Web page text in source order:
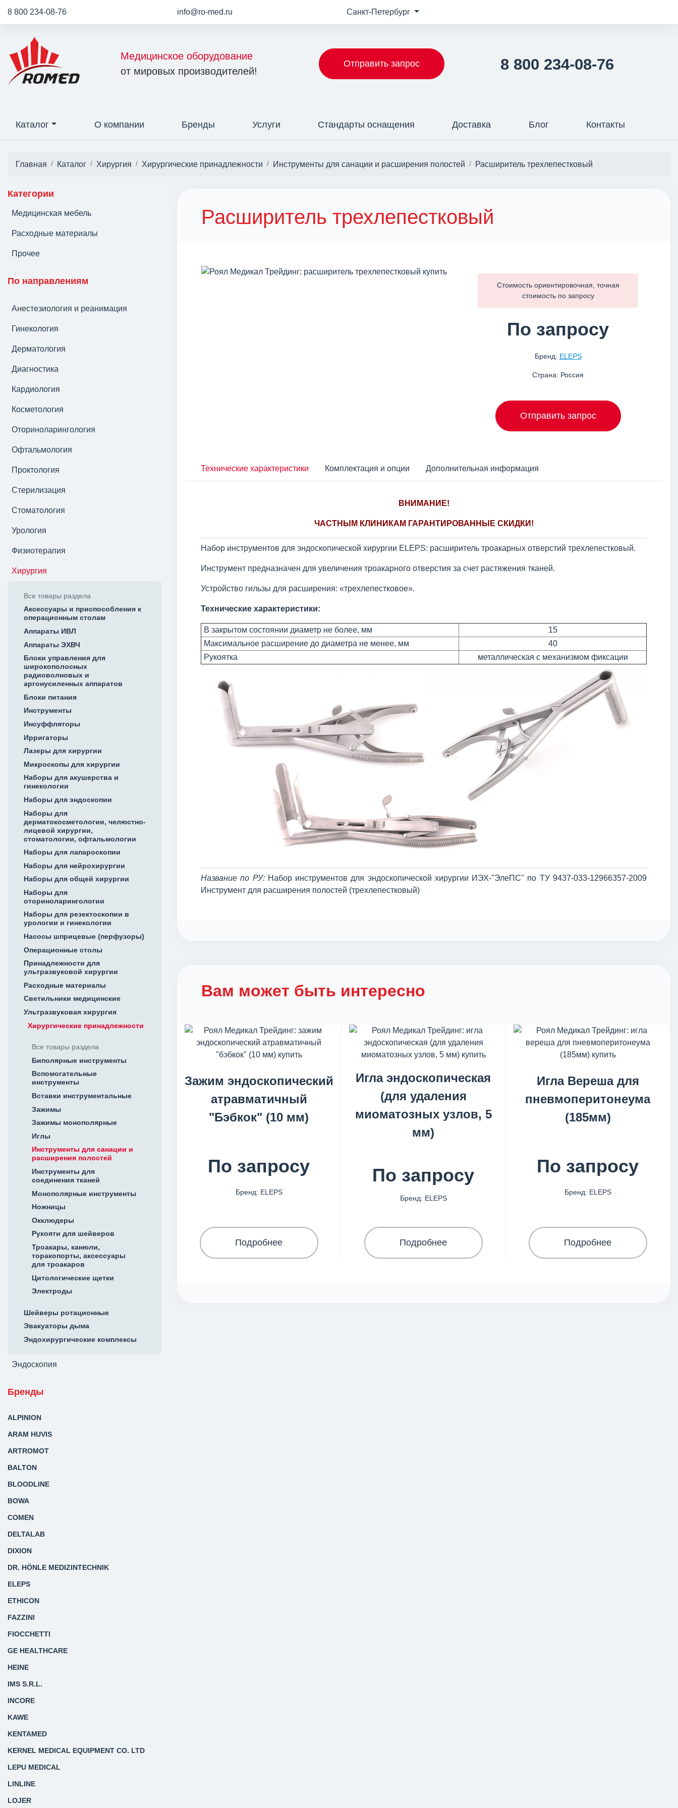
8 800 234-08-76 info@ro-med.ru Санкт-Петербург
Медицинское оборудование
от мировых производителей!
Отправить запрос 8 800 234-08-76
Каталог О компании Бренды Услуги Стандарты оснащения Доставка Блог Контакты
Главная Каталог Хирургия Хирургические принадлежности Инструменты для санации и расширения полостей Расширитель трехлепестковый
Категории
Медицинская мебель
Расходные материалы
Прочее
По направлениям
Анестезиология и реанимация
Гинекология
Дерматология
Диагностика
Кардиология
Косметология
Оториноларингология
Офтальмология
Проктология
Стерилизация
Стоматология
Урология
Физиотерапия
Хирургия
Все товары раздела
Аксессуары и приспособления к
операционным столам
Аппараты ИВЛ
Аппараты ЭХВЧ
Блоки управления для
широкополосных
радиоволновых и
аргонусиленных аппаратов
Блоки питания
Инструменты
Инсуффляторы
Ирригаторы
Лазеры для хирургии
Микроскопы для хирургии
Наборы для акушерства и
гинекологии
Наборы для эндоскопии
Наборы для
дерматокосметологии, челюстно-
лицевой хирургии,
стоматологии, офтальмологии
Наборы для лапароскопии
Наборы для нейрохирургии
Наборы для общей хирургии
Наборы для
оториноларингологии
Наборы для резектоскопии в
урологии и гинекологии
Насосы шприцевые (перфузоры)
Операционные столы
Принадлежности для
ультразвуковой хирургии
Расходные материалы
Светильники медицинские
Ультразвуковая хирургия
Хирургические принадлежности
Все товары раздела
Биполярные инструменты
Вспомогательные
инструменты
Вставки инструментальные
Зажимы
Зажимы монополярные
Иглы
Инструменты для санации и
расширения полостей
Инструменты для
соединения тканей
Монополярные инструменты
Ножницы
Окклюдеры
Рукояти для шейверов
Троакары, канюли,
торакопорты, аксессуары
для троакаров
Цитологические щетки
Электроды
Шейверы ротационные
Эвакуаторы дыма
Эндохирургические комплексы
Эндоскопия
Бренды
ALPINION
ARAM HUVIS
ARTROMOT
BALTON
BLOODLINE
BOWA
COMEN
DELTALAB
DIXION
DR. HÖNLE MEDIZINTECHNIK
ELEPS
ETHICON
FAZZINI
FIOCCHETTI
GE HEALTHCARE
HEINE
IMS S.R.L.
INCORE
KAWE
KENTAMED
KERNEL MEDICAL EQUIPMENT CO. LTD
LEPU MEDICAL
LINLINE
LOJER
Расширитель трехлепестковый
Стоимость ориентировочная, точная
стоимость по запросу
По запросу
Бренд: ELEPS
Страна: Россия
Отправить запрос
Технические характеристики Комплектация и опции Дополнительная информация
ВНИМАНИЕ!
ЧАСТНЫМ КЛИНИКАМ ГАРАНТИРОВАННЫЕ СКИДКИ!
Набор инструментов для эндоскопической хирургии ELEPS: расширитель троакарных отверстий трехлепестковый.
Инструмент предназначен для увеличения троакарного отверстия за счет растяжения тканей.
Устройство гильзы для расширения: «трехлепестковое».
Технические характеристики:
В закрытом состоянии диаметр не более, мм
15
Максимальное расширение до диаметра не менее, мм
40
Рукоятка
металлическая с механизмом фиксации
Название по РУ:Набор инструментов для эндоскопической хирургии ИЭХ-"ЭлеПС" по ТУ 9437-033-12966357-2009
Инструмент для расширения полостей (трехлепестковый)
Вам может быть интересно
Зажим эндоскопический
атравматичный
"Бэбкок" (10 мм)
По запросу
Бренд: ELEPS
Подробнее
Игла эндоскопическая
(для удаления
миоматозных узлов, 5
мм)
По запросу
Бренд: ELEPS
Подробнее
Игла Вереша для
пневмоперитонеума
(185мм)
По запросу
Бренд: ELEPS
Подробнее